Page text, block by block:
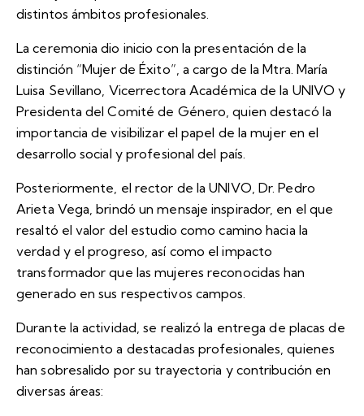
distintos ámbitos profesionales.
La ceremonia dio inicio con la presentación de la
distinción “Mujer de Éxito”, a cargo de la Mtra. María
Luisa Sevillano, Vicerrectora Académica de la UNIVO y
Presidenta del Comité de Género, quien destacó la
importancia de visibilizar el papel de la mujer en el
desarrollo social y profesional del país.
Posteriormente, el rector de la UNIVO, Dr. Pedro
Arieta Vega, brindó un mensaje inspirador, en el que
resaltó el valor del estudio como camino hacia la
verdad y el progreso, así como el impacto
transformador que las mujeres reconocidas han
generado en sus respectivos campos.
Durante la actividad, se realizó la entrega de placas de
reconocimiento a destacadas profesionales, quienes
han sobresalido por su trayectoria y contribución en
diversas áreas: